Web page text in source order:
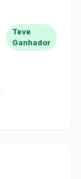
Teve
Ganhador